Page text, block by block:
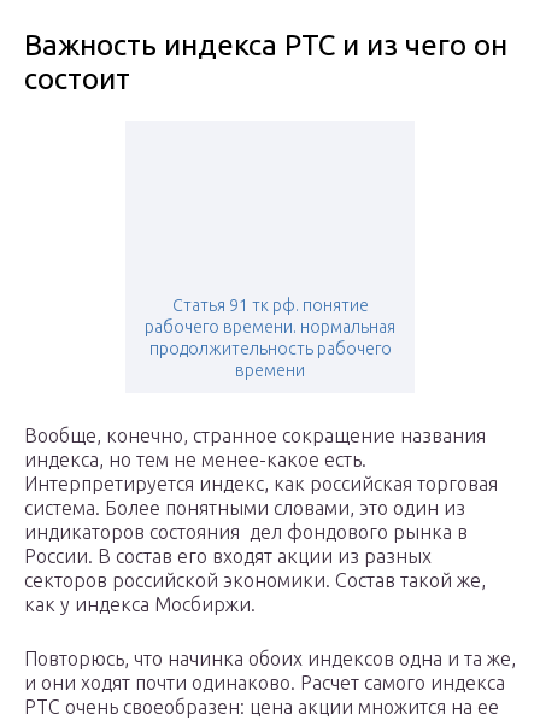
Важность индекса РТС и из чего он
состоит
Статья 91 тк рф. понятие
рабочего времени. нормальная
продолжительность рабочего
времени
Вообще, конечно, странное сокращение названия
индекса, но тем не менее-какое есть.
Интерпретируется индекс, как российская торговая
система. Более понятными словами, это один из
индикаторов состояния дел фондового рынка в
России. В состав его входят акции из разных
секторов российской экономики. Cостав такой же,
как у индекса Мосбиржи.
Повторюсь, что начинка обоих индексов одна и та же,
и они ходят почти одинаково. Расчет самого индекса
РТС очень своеобразен: цена акции множится на ее